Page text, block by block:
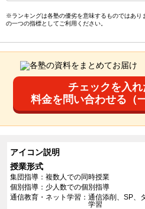
※ランキングは各塾の優劣を意味するものではあり
の一つの指標としてご利用ください。
チェックを入
料金を問い合わせる（
アイコン説明
授業形式
集団指導
複数人での同時授業
個別指導
少人数での個別指導
通信教育・ネット学習
通信添削、SP、
学習